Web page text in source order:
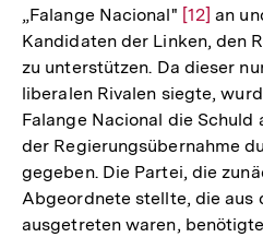
„Falange Nacional" Zur
der
Fußnote
[12] an
Kandidaten der Linken, den
zu unterstützen. Da dieser
liberalen Rivalen siegte,
Falange Nacional die Schuld
der Regierungsübernahme
gegeben. Die Partei, die
Abgeordnete stellte, die aus
ausgetreten waren,